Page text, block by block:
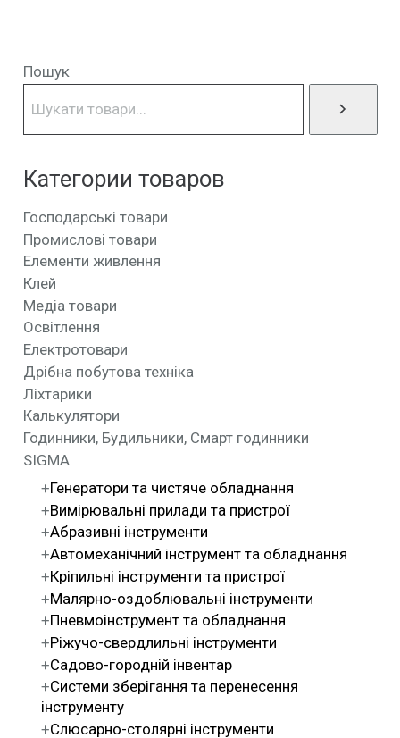
Пошук
Категории товаров
Господарські товари
Промислові товари
Елементи живлення
Клей
Медіа товари
Освітлення
Електротовари
Дрібна побутова техніка
Ліхтарики
Калькулятори
Годинники, Будильники, Смарт годинники
SIGMA
Генератори та чистяче обладнання
Вимірювальні прилади та пристрої
Абразивні інструменти
Автомеханічний інструмент та обладнання
Кріпильні інструменти та пристрої
Малярно-оздоблювальні інструменти
Пневмоінструмент та обладнання
Ріжучо-свердлильні інструменти
Садово-городній інвентар
Системи зберігання та перенесення
інструменту
Слюсарно-столярні інструменти